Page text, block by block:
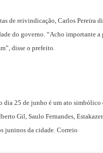
de reivindicação, Carlos Pereira
do governo. “Acho importante
disse o prefeito.
dia 25 de junho é um ato
Gil, Saulo Fernandes,
juninos da cidade. Correio